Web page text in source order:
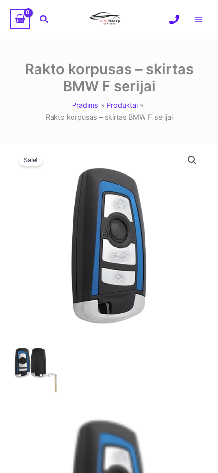
turinio
Paieška
Rakto korpusas – skirtas
BMW F serijai
Pradinis
Produktai
Rakto korpusas – skirtas BMW F serijai
Sale!